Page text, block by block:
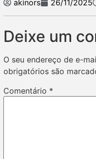
akinors
26/11/2025
Deixe um
O seu endereço de e-
obrigatórios são
Comentário *